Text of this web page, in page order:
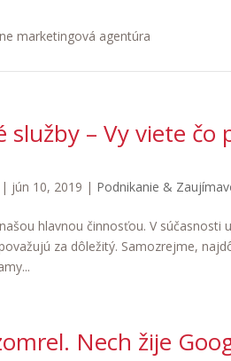
služby – Vy viete čo
| jún 10, 2019 | Podnikanie &
hlavnou činnosťou. V
za dôležitý. Samozrejme,
Nech žije